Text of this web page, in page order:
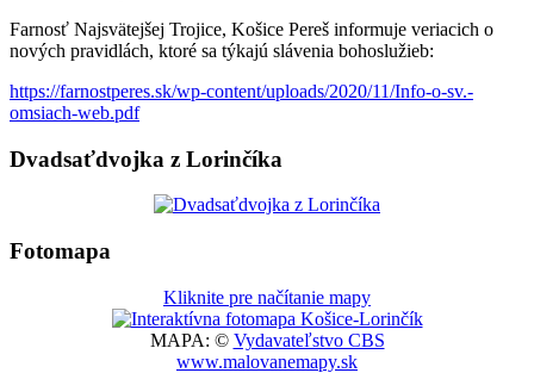
Farnosť Najsvätejšej Trojice, Košice Pereš informuje veriacich o
nových pravidlách, ktoré sa týkajú slávenia bohoslužieb:
https://farnostperes.sk/wp-content/uploads/2020/11/Info-o-sv.-
omsiach-web.pdf
Dvadsaťdvojka z Lorinčíka
Fotomapa
Kliknite pre načítanie mapy
MAPA: © Vydavateľstvo CBS
www.malovanemapy.sk